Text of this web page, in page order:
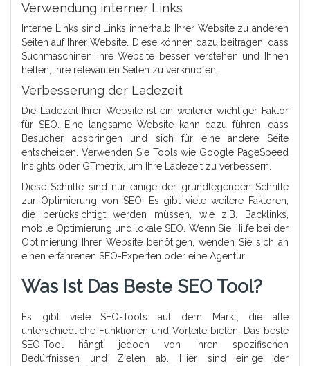
Verwendung interner Links
Interne Links sind Links innerhalb Ihrer Website zu anderen
Seiten auf Ihrer Website. Diese können dazu beitragen, dass
Suchmaschinen Ihre Website besser verstehen und Ihnen
helfen, Ihre relevanten Seiten zu verknüpfen.
Verbesserung der Ladezeit
Die Ladezeit Ihrer Website ist ein weiterer wichtiger Faktor
für SEO. Eine langsame Website kann dazu führen, dass
Besucher abspringen und sich für eine andere Seite
entscheiden. Verwenden Sie Tools wie Google PageSpeed
Insights oder GTmetrix, um Ihre Ladezeit zu verbessern.
Diese Schritte sind nur einige der grundlegenden Schritte
zur Optimierung von SEO. Es gibt viele weitere Faktoren,
die berücksichtigt werden müssen, wie z.B. Backlinks,
mobile Optimierung und lokale SEO. Wenn Sie Hilfe bei der
Optimierung Ihrer Website benötigen, wenden Sie sich an
einen erfahrenen SEO-Experten oder eine Agentur.
Was Ist Das Beste SEO Tool?
Es gibt viele SEO-Tools auf dem Markt, die alle
unterschiedliche Funktionen und Vorteile bieten. Das beste
SEO-Tool hängt jedoch von Ihren spezifischen
Bedürfnissen und Zielen ab. Hier sind einige der